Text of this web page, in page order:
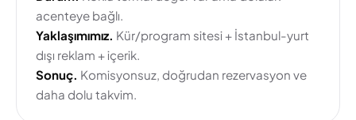
acenteye bağlı.
Yaklaşımımız. Kür/program sitesi + İstanbul-yurt
dışı reklam + içerik.
Sonuç. Komisyonsuz, doğrudan rezervasyon ve
daha dolu takvim.